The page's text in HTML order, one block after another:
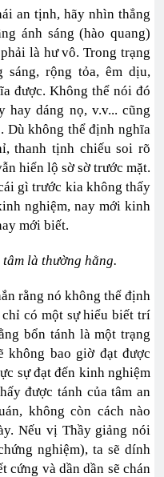
an tịnh, hãy nhìn thẳng
ánh sáng (hào quang)
là hư vô. Trong trạng
rộng tỏa, êm dịu,
được. Không thể nói đó
hay dáng nọ, v.v... cũng
Dù không thể định nghĩa
thanh tịnh chiếu soi rõ
hiển lộ sờ sờ trước mặt.
gì trước kia không thấy
nghiệm, nay mới kinh
mới biết.
là thường hằng.
rằng nó không thể định
có một sự hiểu biết trí
bổn tánh là một trạng
không bao giờ đạt được
sự đạt đến kinh nghiệm
được tánh của tâm an
không còn cách nào
Nếu vị Thầy giảng nói
nghiệm), ta sẽ dính
cứng và dần dần sẽ chán